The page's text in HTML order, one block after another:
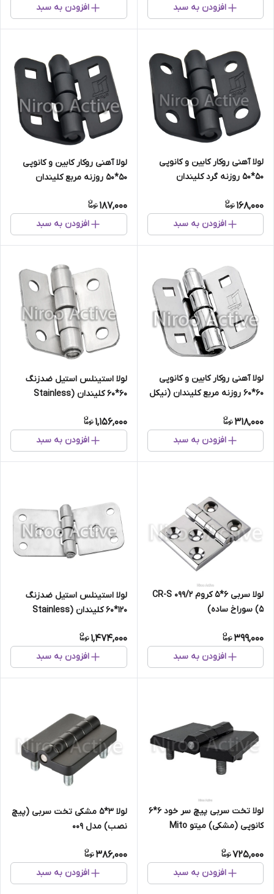
افزودن به سبد افزودن به سبد
لولا آهنی روکار کابین و کانوپی
۵۰*۵۰ روزنه گرد کلیندان
168,000
افزودن به سبد
لولا آهنی روکار کابین و کانوپی
۵۰*۵۰ روزنه مربع کلیندان
187,000
افزودن به سبد
لولا آهنی روکار کابین و کانوپی
۶۰*۶۰ روزنه مربع کلیندان (نیکل
318,000
افزودن به سبد
لولا استینلس استیل ضدزنگ
۶۰*۶۰ کلیندان (Stainless
1,156,000
افزودن به سبد
لولا سربی ۶*۵ کروم ۰۹۹/۲ CR-S
(۵ سوراخ ساده)
399,000
افزودن به سبد
لولا استینلس استیل ضدزنگ
۱۲۰*۶۰ کلیندان (Stainless
1,474,000
افزودن به سبد
لولا تخت سربی پیچ سر خود ۶*۶
کانوپی (مشکی) میتو Mito
725,000
افزودن به سبد
لولا ۳*۵ مشکی تخت سربی (پیچ
نصب) مدل ۰۰۹
386,000
افزودن به سبد